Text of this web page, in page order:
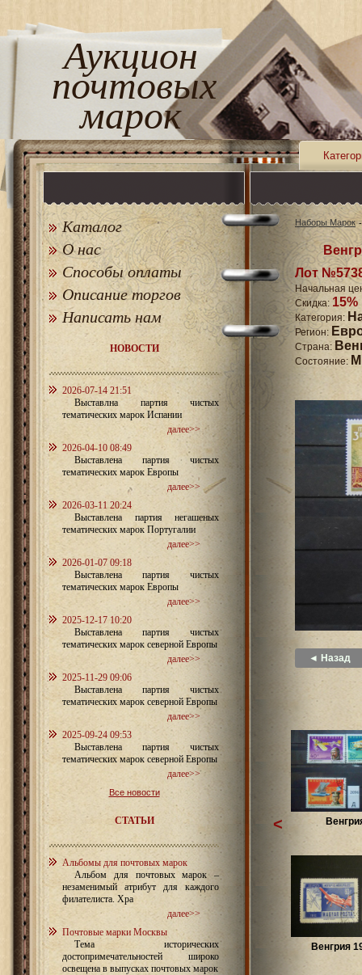
Аукцион
почтовых
марок
Каталог
О нас
Способы оплаты
Описание торгов
Написать нам
НОВОСТИ
2026-07-14 21:51
Выставлна партия чистых
тематических марок Испании
далее>>
2026-04-10 08:49
Выставлена партия чистых
тематических марок Европы
далее>>
2026-03-11 20:24
Выставлена партия негашеных
тематических марок Португалии
далее>>
2026-01-07 09:18
Выставлена партия чистых
тематических марок Европы
далее>>
2025-12-17 10:20
Выставлена партия чистых
тематических марок северной Европы
далее>>
2025-11-29 09:06
Выставлена партия чистых
тематических марок северной Европы
далее>>
2025-09-24 09:53
Выставлена партия чистых
тематических марок северной Европы
далее>>
Все новости
СТАТЬИ
Альбомы для почтовых марок
Альбом для почтовых марок –
незаменимый атрибут для каждого
филателиста. Хра
далее>>
Почтовые марки Москвы
Тема исторических
достопримечательностей широко
освещена в выпусках почтовых марок
Наборы Марок
Лот
Начальная
Скидка: 15%
Категория:
Регион:
Страна:
Состояние:
◄ Назад
Венгрия
<